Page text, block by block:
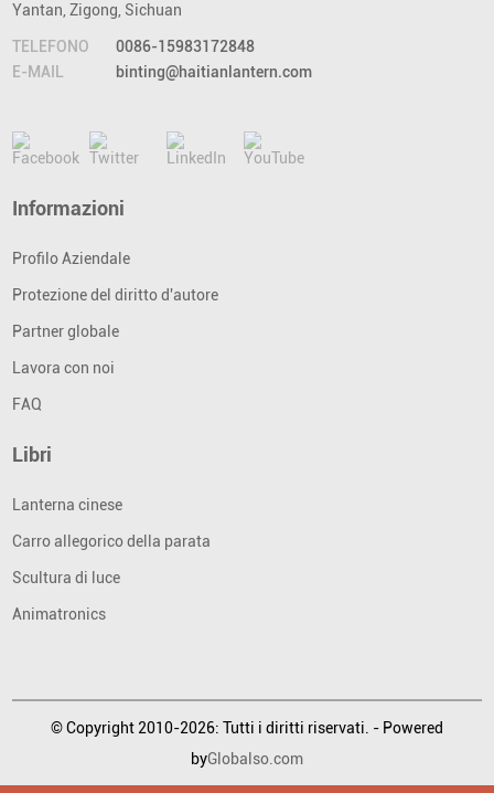
Yantan, Zigong, Sichuan
TELEFONO
0086-15983172848
E-MAIL
binting@haitianlantern.com
Informazioni
Profilo Aziendale
Protezione del diritto d'autore
Partner globale
Lavora con noi
FAQ
Libri
Lanterna cinese
Carro allegorico della parata
Scultura di luce
Animatronics
© Copyright 2010-2026: Tutti i diritti riservati. - Powered
byGlobalso.com